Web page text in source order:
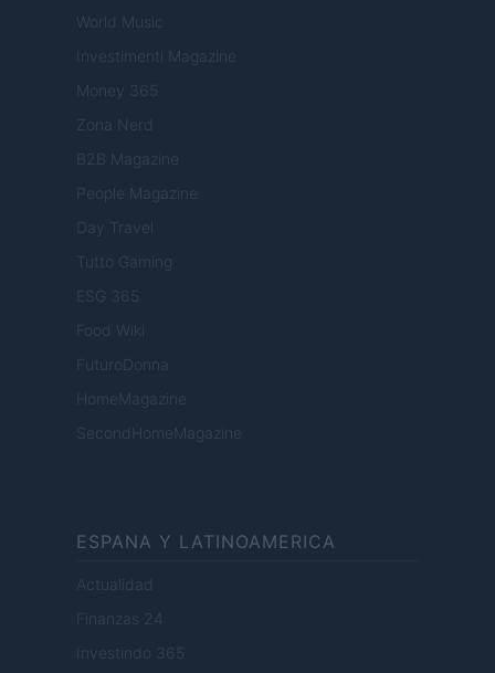
World Music
Investimenti Magazine
Money 365
Zona Nerd
B2B Magazine
People Magazine
Day Travel
Tutto Gaming
ESG 365
Food Wiki
FuturoDonna
HomeMagazine
SecondHomeMagazine
ESPANA Y LATINOAMERICA
Actualidad
Finanzas 24
Investindo 365